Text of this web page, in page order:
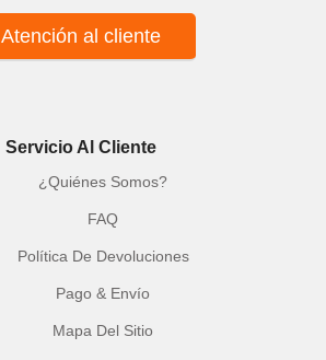
Atención al cliente
Servicio Al Cliente
¿Quiénes Somos?
FAQ
Política De Devoluciones
Pago & Envío
Mapa Del Sitio